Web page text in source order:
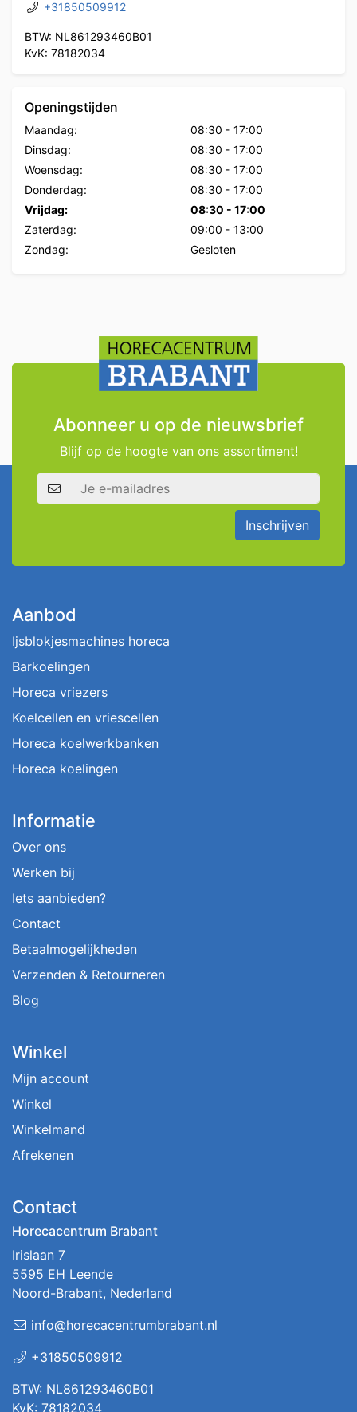
+31850509912
BTW: NL861293460B01
KvK: 78182034
Openingstijden
Maandag: 08:30 - 17:00
Dinsdag:
08:30 - 17:00
Woensdag:
08:30 - 17:00
Donderdag:
08:30 - 17:00
Vrijdag:
08:30 - 17:00
Zaterdag:
09:00 - 13:00
Zondag:
Gesloten
Abonneer u op de nieuwsbrief
Blijf op de hoogte van ons assortiment!
E-mailadres
Inschrijven
Aanbod
Ijsblokjesmachines horeca
Barkoelingen
Horeca vriezers
Koelcellen en vriescellen
Horeca koelwerkbanken
Horeca koelingen
Informatie
Over ons
Werken bij
Iets aanbieden?
Contact
Betaalmogelijkheden
Verzenden & Retourneren
Blog
Winkel
Mijn account
Winkel
Winkelmand
Afrekenen
Contact
Horecacentrum Brabant
Irislaan 7
5595 EH Leende
Noord-Brabant, Nederland
info@horecacentrumbrabant.nl
+31850509912
BTW: NL861293460B01
KvK: 78182034